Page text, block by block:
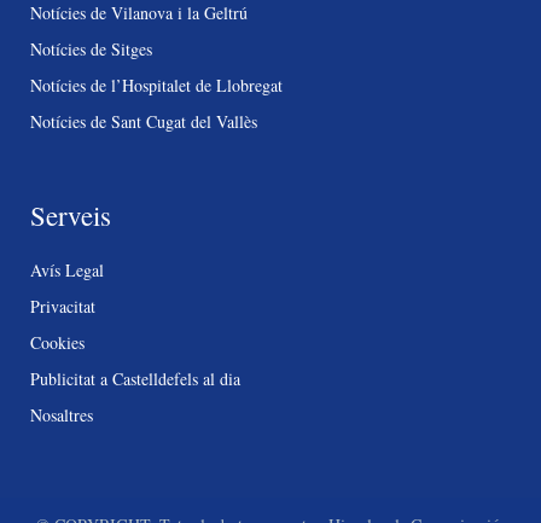
Notícies de Vilanova i la Geltrú
Notícies de Sitges
Notícies de l’Hospitalet de Llobregat
Notícies de Sant Cugat del Vallès
Serveis
Avís Legal
Privacitat
Cookies
Publicitat a Castelldefels al dia
Nosaltres